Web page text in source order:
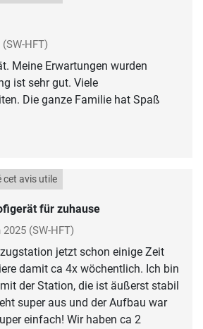
(SW-HFT)
Meine Erwartungen wurden
ist sehr gut. Viele
Die ganze Familie hat Spaß
für zuhause
cet avis utile
2025 (SW-HFT)
jetzt schon einige Zeit
damit ca 4x wöchentlich. Ich bin
der Station, die ist äußerst stabil
super aus und der Aufbau war
einfach! Wir haben ca 2